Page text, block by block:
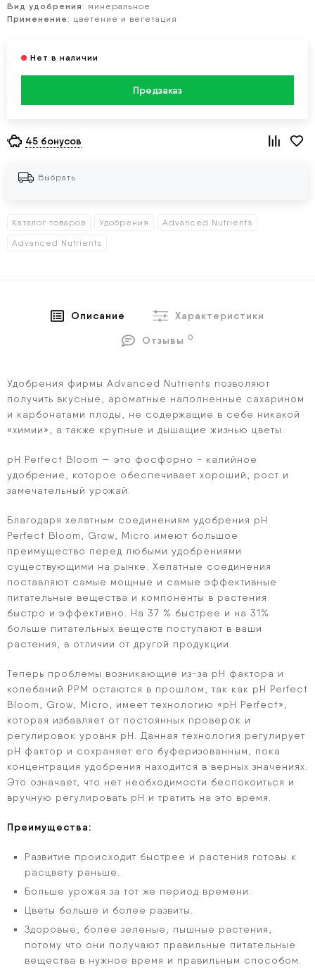
Вид удобрения : минеральное
Применение : цветение и вегетация
Предзаказ
45 бонусов
Выбрать
Каталог товаров Удобрения Advanced Nutrients
Advanced Nutrients
Описание
Характеристики
Отзывы
0
Удобрения фирмы Advanced Nutrients позволяют
получить вкусные, ароматные наполненные сахарином
и карбонатами плоды, не содержащие в себе никакой
«химии», а также крупные и дышащие жизнью цветы.
pH Perfect Bloom — это фосфорно - калийное
удобрение, которое обеспечивает хороший, рост и
замечательный урожай.
Благодаря хелатным соединениям удобрения pH
Perfect Bloom, Grow, Micro имеют большое
преимущество перед любыми удобрениями
существующими на рынке. Хелатные соединения
поставляют самые мощные и самые эффективные
питательные вещества и компоненты в растения
быстро и эффективно. На 37 % быстрее и на 31%
больше питательных веществ поступают в ваши
растения, в отличии от другой продукции.
Теперь проблемы возникающие из-за pH фактора и
колебаний PPM остаются в прошлом, так как pH Perfect
Bloom, Grow, Micro, имеет технологию «pH Perfect»,
которая избавляет от постоянных проверок и
регулировок уровня pH. Данная технология регулирует
pH фактор и сохраняет его буферизованным, пока
концентрация удобрения находится в верных значениях.
Это означает, что нет необходимости беспокоиться и
вручную регулировать pH и тратить на это время.
Преимущества:
Развитие происходит быстрее и растения готовы к
расцвету раньше.
Больше урожая за тот же период времени.
Цветы больше и более развиты.
Здоровые, более зеленые, пышные растения,
потому что они получают правильные питательные
вещества в нужное время и правильным способом.